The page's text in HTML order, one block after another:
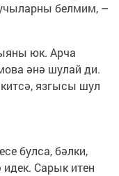
белмим, –
юк. Арча
әнә шулай ди.
язгысы шул
булса, бәлки,
Сарык итен